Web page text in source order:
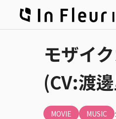
モザイ
(CV:渡
MOVIE MUSIC